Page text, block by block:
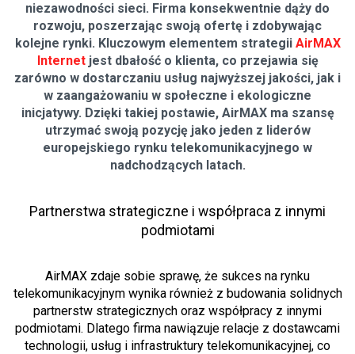
niezawodności sieci. Firma konsekwentnie dąży do
rozwoju, poszerzając swoją ofertę i zdobywając
kolejne rynki. Kluczowym elementem strategii AirMAX
Internetjest dbałość o klienta, co przejawia się
zarówno w dostarczaniu usług najwyższej jakości, jak i
w zaangażowaniu w społeczne i ekologiczne
inicjatywy. Dzięki takiej postawie, AirMAX ma szansę
utrzymać swoją pozycję jako jeden z liderów
europejskiego rynku telekomunikacyjnego w
nadchodzących latach.
Partnerstwa strategiczne i współpraca z innymi
podmiotami
AirMAX zdaje sobie sprawę, że sukces na rynku
telekomunikacyjnym wynika również z budowania solidnych
partnerstw strategicznych oraz współpracy z innymi
podmiotami. Dlatego firma nawiązuje relacje z dostawcami
technologii, usług i infrastruktury telekomunikacyjnej, co